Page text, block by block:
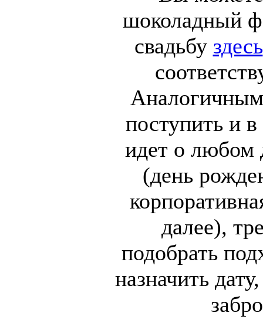
шоколадный
свадьбу здесь
Аналогичным
поступить и
идет о любом
(день
далее),
подобрать
назначить